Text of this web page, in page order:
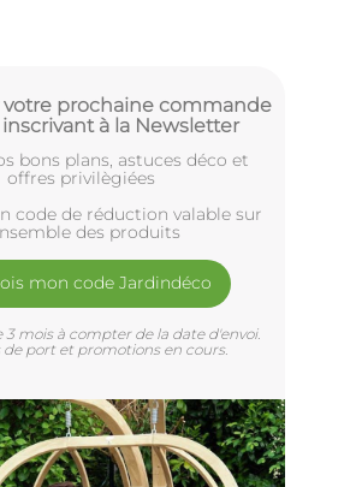
votre prochaine commande
à la Newsletter
bons plans, astuces déco et
offres privilègiées
code de réduction valable sur
des produits
mon code Jardindéco
3 mois à compter de la date d'envoi.
de port et promotions en cours.